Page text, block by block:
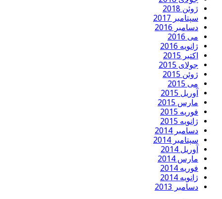
ژوئن 2018
سپتامبر 2017
دسامبر 2016
می 2016
ژانویه 2016
اکتبر 2015
جولای 2015
ژوئن 2015
می 2015
آوریل 2015
مارس 2015
فوریه 2015
ژانویه 2015
دسامبر 2014
سپتامبر 2014
آوریل 2014
مارس 2014
فوریه 2014
ژانویه 2014
دسامبر 2013